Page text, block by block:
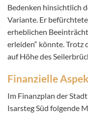
Bedenken hinsichtlich
Variante. Er
erheblichen
erleiden“ könnte. Trotz
auf Höhe des
Finanzielle
Im Finanzplan der
Isarsteg Süd folgende